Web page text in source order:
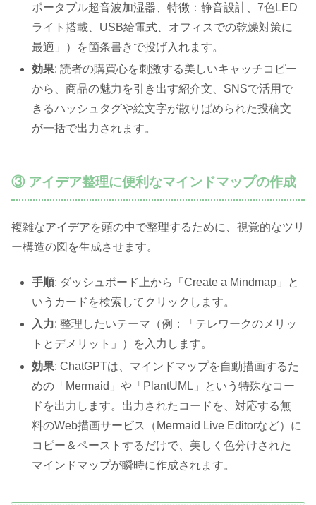
ポータブル超音波加湿器、特徴：静音設計、7色LED
ライト搭載、USB給電式、オフィスでの乾燥対策に
最適」）を箇条書きで投げ入れます。
効果: 読者の購買心を刺激する美しいキャッチコピー
から、商品の魅力を引き出す紹介文、SNSで活用で
きるハッシュタグや絵文字が散りばめられた投稿文
が一括で出力されます。
③ アイデア整理に便利なマインドマップの作成
複雑なアイデアを頭の中で整理するために、視覚的なツリ
ー構造の図を生成させます。
手順: ダッシュボード上から「Create a Mindmap」と
いうカードを検索してクリックします。
入力: 整理したいテーマ（例：「テレワークのメリッ
トとデメリット」）を入力します。
効果: ChatGPTは、マインドマップを自動描画するた
めの「Mermaid」や「PlantUML」という特殊なコー
ドを出力します。出力されたコードを、対応する無
料のWeb描画サービス（Mermaid Live Editorなど）に
コピー＆ペーストするだけで、美しく色分けされた
マインドマップが瞬時に作成されます。